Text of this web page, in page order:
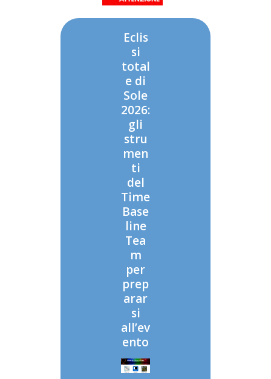
Eclis
si
total
e di
Sole
2026:
gli
stru
men
ti
del
Time
Base
line
Tea
m
per
prep
arar
si
all’ev
ento